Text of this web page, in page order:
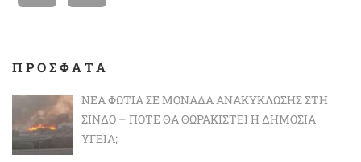
ΠΡΟΣΦΑΤΑ
ΝΈΑ ΦΩΤΙΆ ΣΕ ΜΟΝΆΔΑ ΑΝΑΚΎΚΛΩΣΗΣ ΣΤΗ
ΣΊΝΔΟ – ΠΌΤΕ ΘΑ ΘΩΡΑΚΙΣΤΕΊ Η ΔΗΜΌΣΙΑ
ΥΓΕΊΑ;